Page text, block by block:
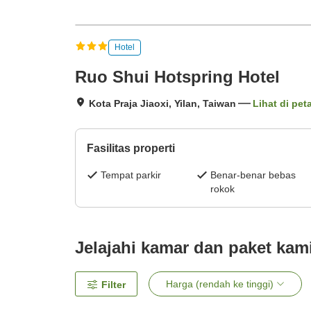
Hotel
Ruo Shui Hotspring Hotel
Kota Praja Jiaoxi, Yilan, Taiwan Lihat di
Fasilitas properti
Tempat parkir
Benar-benar bebas
rokok
Jelajahi kamar dan paket
Filter Harga (rendah ke tinggi)